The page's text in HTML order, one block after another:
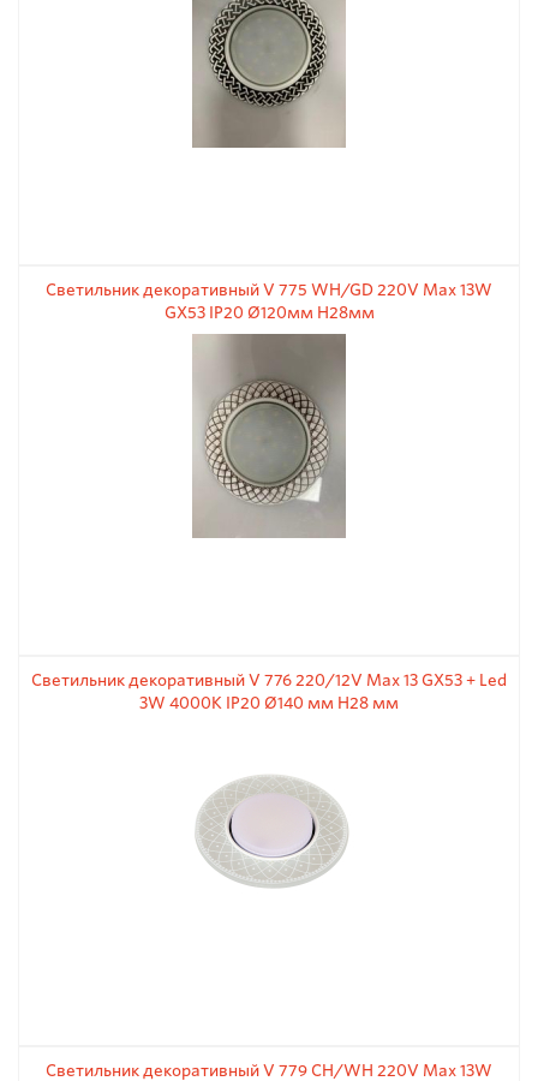
Светильник декоративный V 775 WH/GD 220V Max 13W
GX53 IP20 Ø120мм H28мм
Светильник декоративный V 776 220/12V Max 13 GX53 + Led
3W 4000K IP20 Ø140 мм H28 мм
Светильник декоративный V 779 CH/WH 220V Max 13W